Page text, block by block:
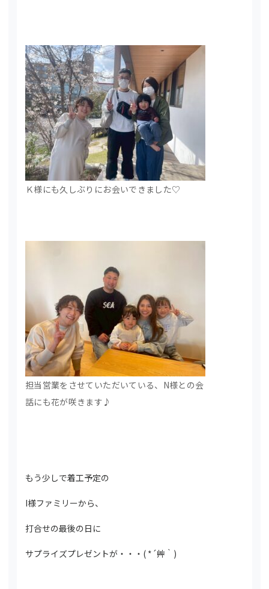
Ｋ様にも久しぶりにお会いできました♡
担当営業をさせていただいている、N様との会
話にも花が咲きます♪
もう少しで着工予定の
I様ファミリーから、
打合せの最後の日に
サプライズプレゼントが・・・( *´艸｀)